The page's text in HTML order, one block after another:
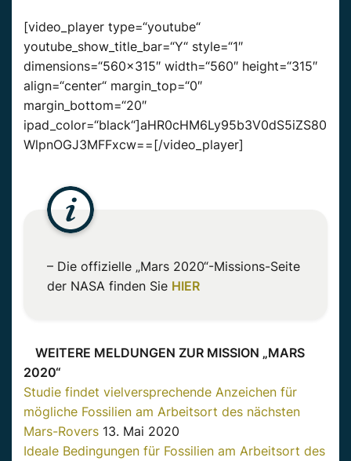
[video_player type=“youtube“
youtube_show_title_bar=“Y“ style=“1″
dimensions=“560×315″ width=“560″ height=“315″
align=“center“ margin_top=“0″
margin_bottom=“20″
ipad_color=“black“]aHR0cHM6Ly95b3V0dS5iZS80
WlpnOGJ3MFFxcw==[/video_player]
– Die offizielle „Mars 2020“-Missions-Seite
der NASA finden Sie HIER
WEITERE MELDUNGEN ZUR MISSION „MARS
2020“
Studie findet vielversprechende Anzeichen für
mögliche Fossilien am Arbeitsort des nächsten
Mars-Rovers 13. Mai 2020
Ideale Bedingungen für Fossilien am Arbeitsort des